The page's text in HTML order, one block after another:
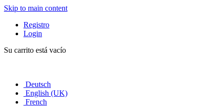
Skip to main content
Registro
Login
Su carrito está vacío
Deutsch
English (UK)
French